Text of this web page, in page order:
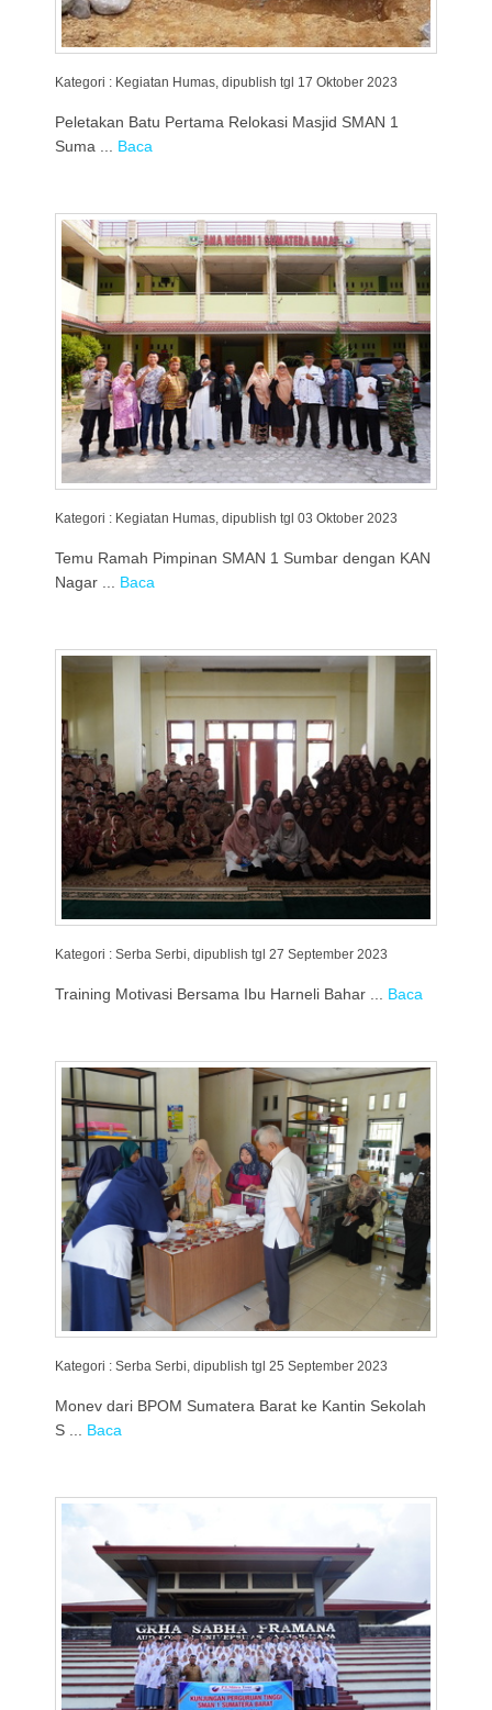
Kategori : Kegiatan Humas, dipublish tgl 17 Oktober 2023
Peletakan Batu Pertama Relokasi Masjid SMAN 1
Suma ... Baca
Kategori : Kegiatan Humas, dipublish tgl 03 Oktober 2023
Temu Ramah Pimpinan SMAN 1 Sumbar dengan KAN
Nagar ... Baca
Kategori : Serba Serbi, dipublish tgl 27 September 2023
Training Motivasi Bersama Ibu Harneli Bahar ... Baca
Kategori : Serba Serbi, dipublish tgl 25 September 2023
Monev dari BPOM Sumatera Barat ke Kantin Sekolah
S ... Baca